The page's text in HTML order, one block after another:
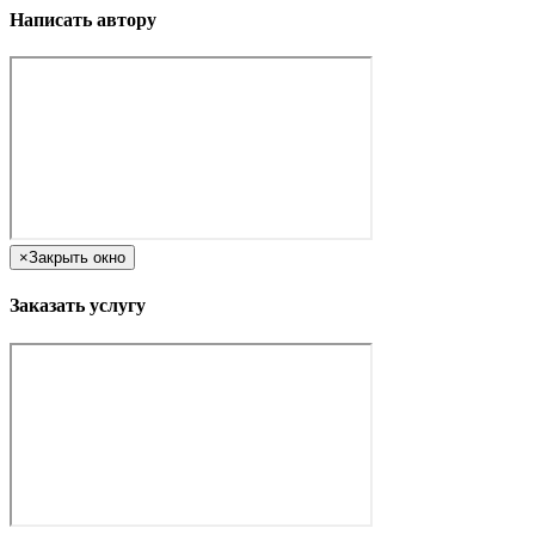
Написать автору
×Закрыть окно
Заказать услугу